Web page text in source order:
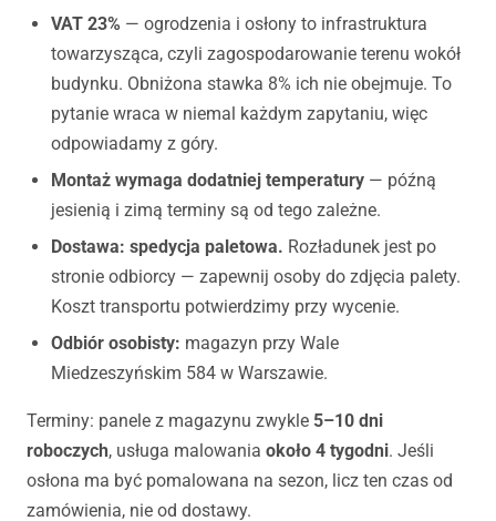
VAT 23% — ogrodzenia i osłony to infrastruktura
towarzysząca, czyli zagospodarowanie terenu wokół
budynku. Obniżona stawka 8% ich nie obejmuje. To
pytanie wraca w niemal każdym zapytaniu, więc
odpowiadamy z góry.
Montaż wymaga dodatniej temperatury — późną
jesienią i zimą terminy są od tego zależne.
Dostawa: spedycja paletowa. Rozładunek jest po
stronie odbiorcy — zapewnij osoby do zdjęcia palety.
Koszt transportu potwierdzimy przy wycenie.
Odbiór osobisty: magazyn przy Wale
Miedzeszyńskim 584 w Warszawie.
Terminy: panele z magazynu zwykle 5–10 dni
roboczych, usługa malowania około 4 tygodni. Jeśli
osłona ma być pomalowana na sezon, licz ten czas od
zamówienia, nie od dostawy.